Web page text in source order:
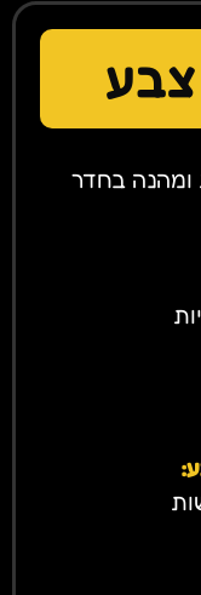
צבע
ומהנה בחדר